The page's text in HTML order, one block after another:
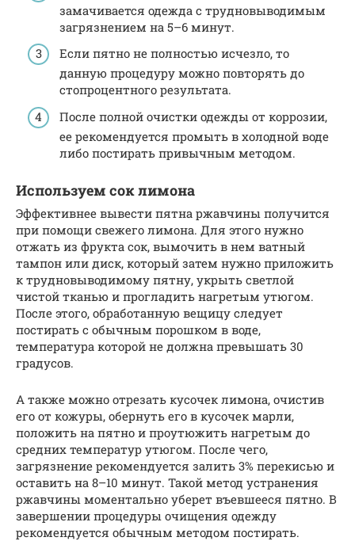
замачивается одежда с трудновыводимым
загрязнением на 5–6 минут.
Если пятно не полностью исчезло, то
данную процедуру можно повторять до
стопроцентного результата.
После полной очистки одежды от коррозии,
ее рекомендуется промыть в холодной воде
либо постирать привычным методом.
Используем сок лимона
Эффективнее вывести пятна ржавчины получится
при помощи свежего лимона. Для этого нужно
отжать из фрукта сок, вымочить в нем ватный
тампон или диск, который затем нужно приложить
к трудновыводимому пятну, укрыть светлой
чистой тканью и прогладить нагретым утюгом.
После этого, обработанную вещицу следует
постирать с обычным порошком в воде,
температура которой не должна превышать 30
градусов.
А также можно отрезать кусочек лимона, очистив
его от кожуры, обернуть его в кусочек марли,
положить на пятно и проутюжить нагретым до
средних температур утюгом. После чего,
загрязнение рекомендуется залить 3% перекисью и
оставить на 8–10 минут. Такой метод устранения
ржавчины моментально уберет въевшееся пятно. В
завершении процедуры очищения одежду
рекомендуется обычным методом постирать.